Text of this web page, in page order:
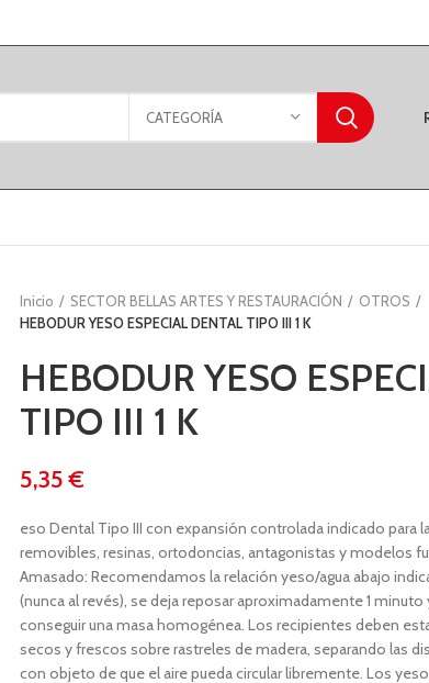
CATEGORÍA
Inicio SECTOR BELLAS ARTES Y RESTAURACIÓN
OTROS
HEBODUR YESO ESPECIAL DENTAL TIPO III 1 K
HEBODUR YESO
TIPO III 1 K
€
eso Dental Tipo III con expansión controlada indicado para
removibles, resinas, ortodoncias, antagonistas y modelos
Amasado: Recomendamos la relación yeso/agua abajo
(nunca al revés), se deja reposar aproximadamente 1
conseguir una masa homogénea. Los recipientes deben
secos y frescos sobre rastreles de madera, separando las
con objeto de que el aire pueda circular libremente. Los